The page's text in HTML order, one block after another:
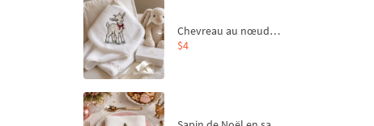
Chevreau au nœud rouge – broderie machine, 4 tailles
$4